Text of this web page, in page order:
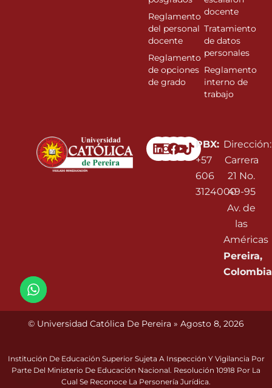
Linkedin
Instagram
Facebook
Youtube
PBX:
+57
606
3124000
Dirección:
Carrera
21 No.
49-95
Av. de
las
Américas
Pereira,
Colombia
Reglamento
del personal
docente
Reglamento
de opciones
de grado
docente
Tratamiento
de datos
personales
Reglamento
interno de
trabajo
© Universidad Católica De Pereira » Agosto 8, 2026
Institución De Educación Superior Sujeta A Inspección Y Vigilancia Por
Parte Del Ministerio De Educación Nacional. Resolución 10918 Por La
Cual Se Reconoce La Personería Jurídica.